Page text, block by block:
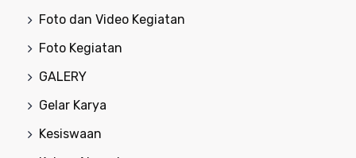
Foto dan Video Kegiatan
Foto Kegiatan
GALERY
Gelar Karya
Kesiswaan